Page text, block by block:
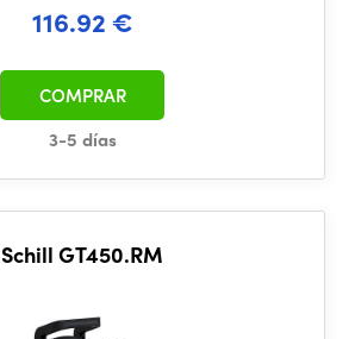
116.92 €
3-5 días
COMPRAR
Schill GT450.RM